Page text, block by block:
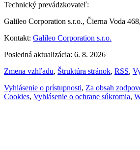
Technický prevádzkovateľ:
Galileo Corporation s.r.o., Čierna Voda
Kontakt: Galileo Corporation s.r.o.
Posledná aktualizácia: 6. 8. 2026
Zmena vzhľadu, Štruktúra stránok, RSS,
Vyhlásenie o prístupnosti, Za obsah
Cookies, Vyhlásenie o ochrane súkromia,